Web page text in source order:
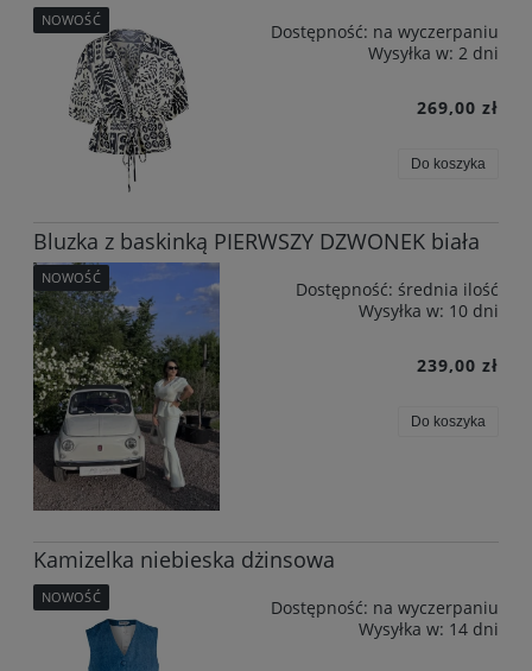
Dostępność: na wyczerpaniu
Wysyłka w: 2 dni
269,00 zł
Do koszyka
NOWOŚĆ
Bluzka z baskinką PIERWSZY DZWONEK biała
Dostępność: średnia ilość
Wysyłka w: 10 dni
239,00 zł
Do koszyka
NOWOŚĆ
Kamizelka niebieska dżinsowa
Dostępność: na wyczerpaniu
Wysyłka w: 14 dni
NOWOŚĆ